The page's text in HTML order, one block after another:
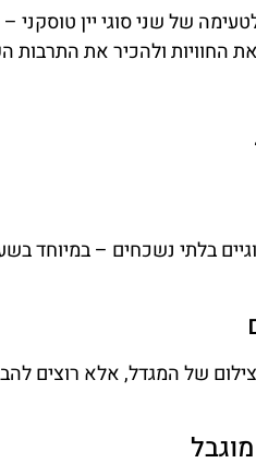
של שני סוגי יין
החוויות ולהכיר את התרבות
בלתי נשכחים – במיוחד
של המגדל, אלא רוצים